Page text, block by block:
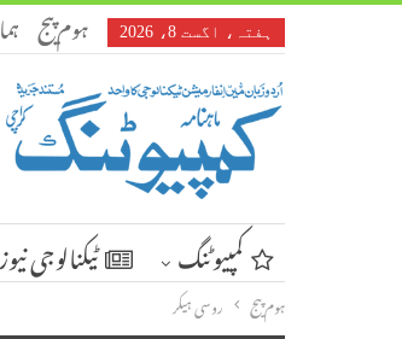
ہفتہ، اگست 8، 2026 ہوم پیج
کمپیوٹنگ ٹیکنالوجی نیوز
ہوم پیج روسی ہیکر